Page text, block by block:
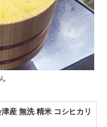
産 無洗 精米 コシヒカリ